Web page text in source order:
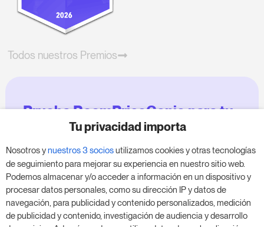
Todos nuestros Premios
Prueba RoomPriceGenie para tu
negocio
Aprovecha nuestra prueba de 14 días y mejora tu
negocio, sin compromiso.
Agenda una reunión para empezar tu prueba
gratuita de 14 días.
Tu privacidad importa
Nosotros ynuestros 3 sociosutilizamos cookies y otras tecnologías
de seguimiento para mejorar su experiencia en nuestro sitio web.
Podemos almacenar y/o acceder a información en un dispositivo y
procesar datos personales, como su dirección IP y datos de
navegación, para publicidad y contenido personalizados, medición
de publicidad y contenido, investigación de audiencia y desarrollo